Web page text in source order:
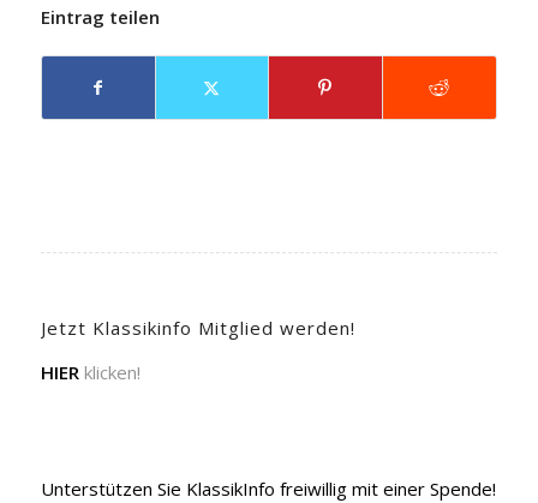
Eintrag teilen
Jetzt Klassikinfo Mitglied werden!
HIER klicken!
Unterstützen Sie KlassikInfo freiwillig mit einer Spende!